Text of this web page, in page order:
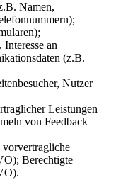
Namen,
an
(z.B.
Nutzer
Leistungen
von Feedback
vorvertragliche
Berechtigte